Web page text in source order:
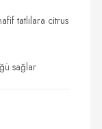
tatlılara citrus
sağlar